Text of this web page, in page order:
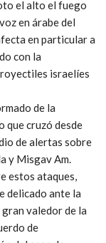
el alto el fuego
en árabe del
en particular a
con la
israelíes
de la
que cruzó desde
de alertas sobre
y Misgav Am.
estos ataques,
delicado ante la
gran valedor de la
de